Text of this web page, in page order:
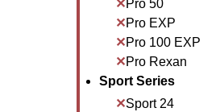
Pro 50
Pro EXP
Pro 100 EXP
Pro Rexan
Sport Series
Sport 24